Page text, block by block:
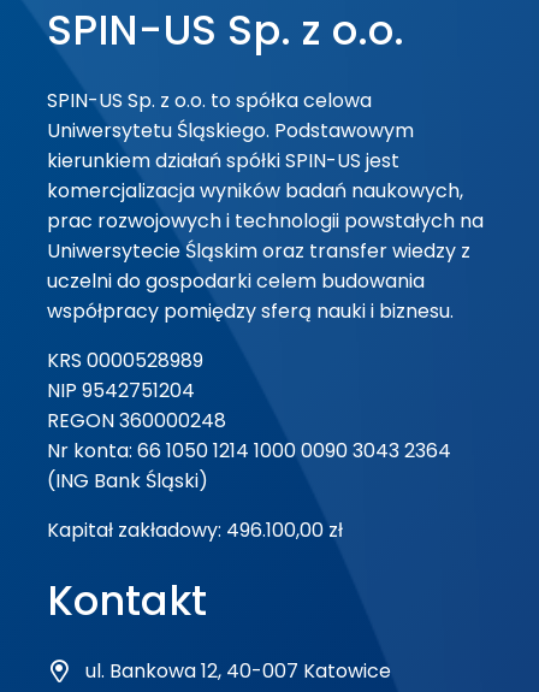
SPIN-US Sp. z o.o.
SPIN-US Sp. z o.o. to spółka celowa
Uniwersytetu Śląskiego. Podstawowym
kierunkiem działań spółki SPIN-US jest
komercjalizacja wyników badań naukowych,
prac rozwojowych i technologii powstałych na
Uniwersytecie Śląskim oraz transfer wiedzy z
uczelni do gospodarki celem budowania
współpracy pomiędzy sferą nauki i biznesu.
KRS 0000528989
NIP 9542751204
REGON 360000248
Nr konta: 66 1050 1214 1000 0090 3043 2364
(ING Bank Śląski)
Kapitał zakładowy: 496.100,00 zł
Kontakt
ul. Bankowa 12, 40-007 Katowice